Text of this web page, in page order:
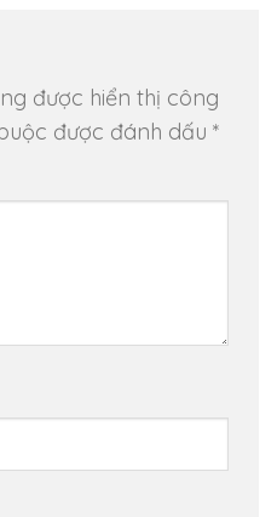
được hiển thị công
được đánh dấu *